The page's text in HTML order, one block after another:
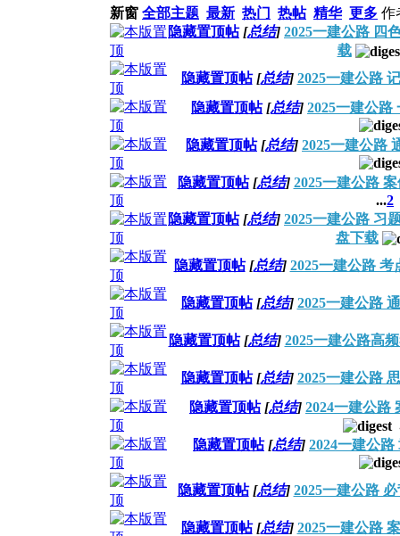
新窗 全部主题 最新 热门 热帖 精华 更多 作
隐藏置顶帖 [总结] 2025一建公路 四
载
隐藏置顶帖 [总结] 2025一建公路
隐藏置顶帖 [总结] 2025一建公路
隐藏置顶帖 [总结] 2025一建公路
隐藏置顶帖 [总结] 2025一建公路
...2
隐藏置顶帖 [总结] 2025一建公路 习
盘下载
隐藏置顶帖 [总结] 2025一建公路
隐藏置顶帖 [总结] 2025一建公路
隐藏置顶帖 [总结] 2025一建公路高
隐藏置顶帖 [总结] 2025一建公路
隐藏置顶帖 [总结] 2024一建公路
隐藏置顶帖 [总结] 2024一建公
隐藏置顶帖 [总结] 2025一建公路
隐藏置顶帖 [总结] 2025一建公路